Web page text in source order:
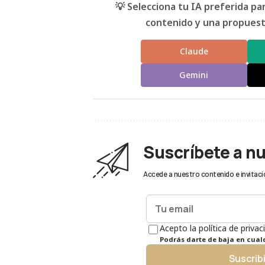
💡 Selecciona tu IA preferida
contenido y una
Claude
Gemini
Suscríbete a
Accede a nuestro contenido e
Acepto la política de
Podrás darte de baja en